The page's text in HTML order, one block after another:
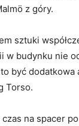
z góry.
sztuki
w budynku ​nie
być dodatkowa
Torso.
na ‌spacer